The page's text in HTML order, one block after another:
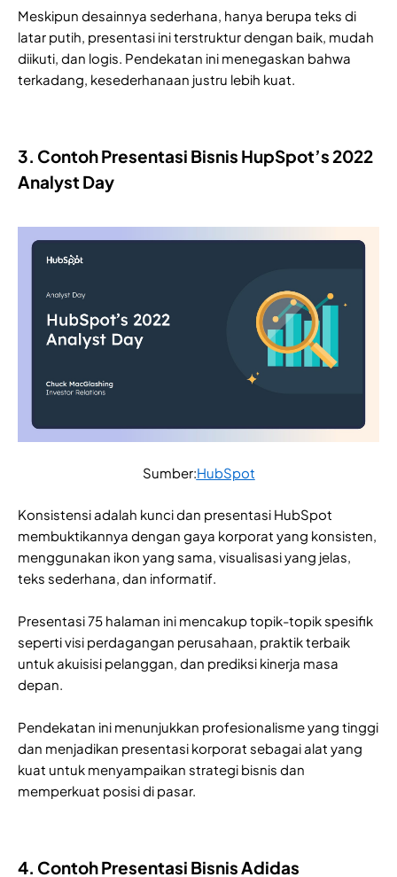
Meskipun desainnya sederhana, hanya berupa teks di
latar putih, presentasi ini terstruktur dengan baik, mudah
diikuti, dan logis. Pendekatan ini menegaskan bahwa
terkadang, kesederhanaan justru lebih kuat.
3. Contoh Presentasi Bisnis HupSpot’s 2022
Analyst Day
Sumber:HubSpot
Konsistensi adalah kunci dan presentasi HubSpot
membuktikannya dengan gaya korporat yang konsisten,
menggunakan ikon yang sama, visualisasi yang jelas,
teks sederhana, dan informatif.
Presentasi 75 halaman ini mencakup topik-topik spesifik
seperti visi perdagangan perusahaan, praktik terbaik
untuk akuisisi pelanggan, dan prediksi kinerja masa
depan.
Pendekatan ini menunjukkan profesionalisme yang tinggi
dan menjadikan presentasi korporat sebagai alat yang
kuat untuk menyampaikan strategi bisnis dan
memperkuat posisi di pasar.
4. Contoh Presentasi Bisnis Adidas